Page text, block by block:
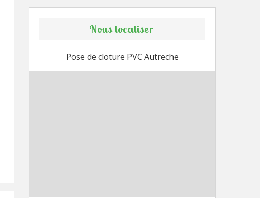
Nous localiser
Pose de cloture PVC Autreche